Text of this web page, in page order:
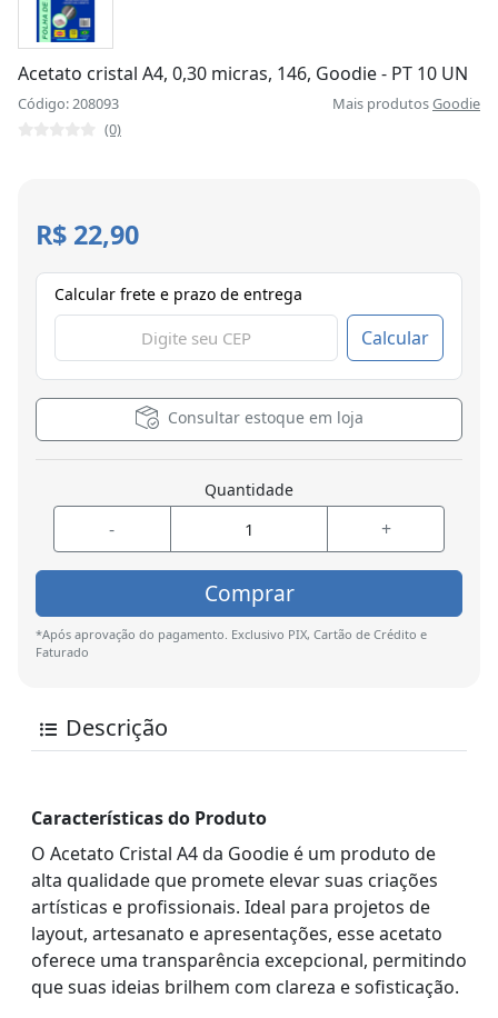
Acetato cristal A4, 0,30 micras, 146, Goodie - PT 10 UN
Código: 208093 Mais produtosGoodie
(0)
R$ 22,90
Calcular frete e prazo de entrega
Calcular
Consultar estoque em loja
Quantidade
- +
Comprar
*Após aprovação do pagamento. Exclusivo PIX, Cartão de Crédito e
Faturado
Descrição
Características do Produto
O Acetato Cristal A4 da Goodie é um produto de
alta qualidade que promete elevar suas criações
artísticas e profissionais. Ideal para projetos de
layout, artesanato e apresentações, esse acetato
oferece uma transparência excepcional, permitindo
que suas ideias brilhem com clareza e sofisticação.